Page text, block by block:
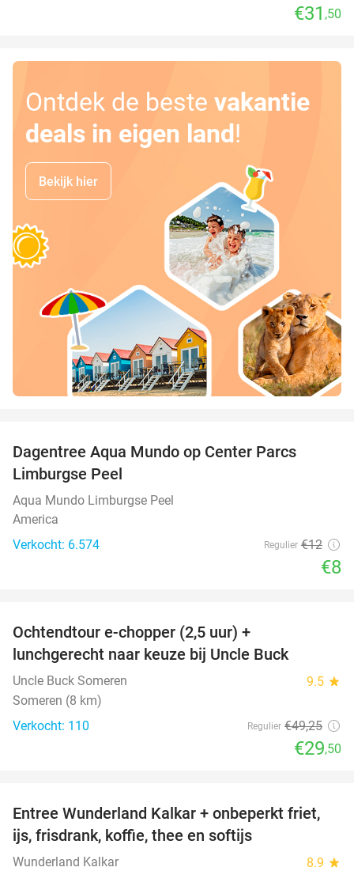
€31 ,50
Ontdek de beste vakantie
deals in eigen land!
Bekijk hier
Dagentree Aqua Mundo op Center Parcs
Limburgse Peel
Aqua Mundo Limburgse Peel
America
Verkocht: 6.574
Regulier €12
€8
Ochtendtour e-chopper (2,5 uur) +
lunchgerecht naar keuze bij Uncle Buck
Uncle Buck Someren 9.5 star
Someren (8 km)
Verkocht: 110
Regulier €49,25
€29,50
32%
Entree Wunderland Kalkar + onbeperkt friet,
ijs, frisdrank, koffie, thee en softijs
Wunderland Kalkar 8.9 star